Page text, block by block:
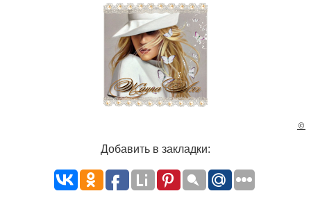
©
Добавить в закладки: